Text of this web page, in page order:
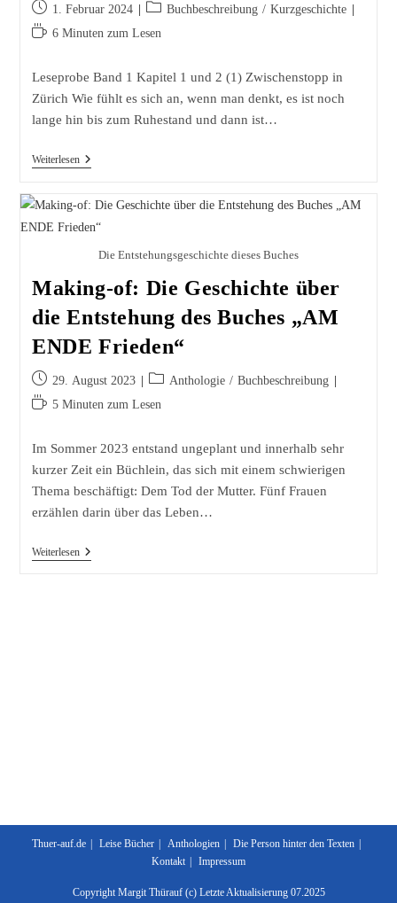
Beitrag
veröffentlicht:
1. Februar 2024
Beitrags-
Buchbeschreibung / Kurzgeschichte
Lesedauer:
6 Minuten zum Lesen
Leseprobe Band 1 Kapitel 1 und 2 (1) Zwischenstopp in
Zürich Wie fühlt es sich an, wenn man denkt, es ist noch
lange hin bis zum Ruhestand und dann ist…
WeiterlesenBunte
Späten
Die Entstehungsgeschichte dieses Buches
Making-of: Die Geschichte über
die Entstehung des Buches „AM
ENDE Frieden“
Beitrag
veröffentlicht:
29. August 2023
Beitrags-
Anthologie / Buchbeschreibung
Lesedauer:
5 Minuten zum Lesen
Im Sommer 2023 entstand ungeplant und innerhalb sehr
kurzer Zeit ein Büchlein, das sich mit einem schwierigen
Thema beschäftigt: Dem Tod der Mutter. Fünf Frauen
erzählen darin über das Leben…
WeiterlesenMaking-
Thuer-auf.de Leise Bücher Anthologien
Die Person hinter den Texten
Kontakt
Impressum
Copyright Margit Thürauf (c) Letzte Aktualisierung 07.2025